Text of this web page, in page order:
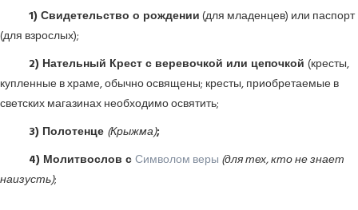
1) Свидетельство о рождении(для младенцев) или паспорт
(для взрослых);
2) Нательный Крест с веревочкой или цепочкой (кресты,
купленные в храме, обычно освящены; кресты, приобретаемые в
светских магазинах необходимо освятить;
3) Полотенце (Крыжма);
4) Молитвослов сСимволом веры (для тех, кто не знает
наизусть);